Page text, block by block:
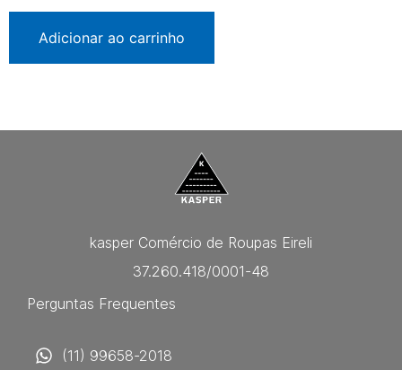
Adicionar ao carrinho
kasper Comércio de Roupas Eireli
37.260.418/0001-48
Perguntas Frequentes
(11) 99658-2018